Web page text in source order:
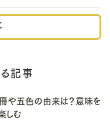
記事
や五色の由来は？意味を
しむ